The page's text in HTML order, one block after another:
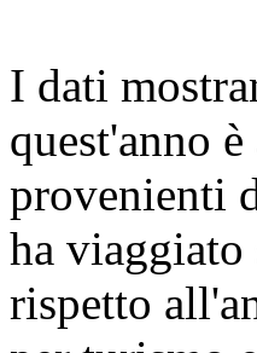
I dati
quest'anno
provenienti
ha viaggiato
rispetto